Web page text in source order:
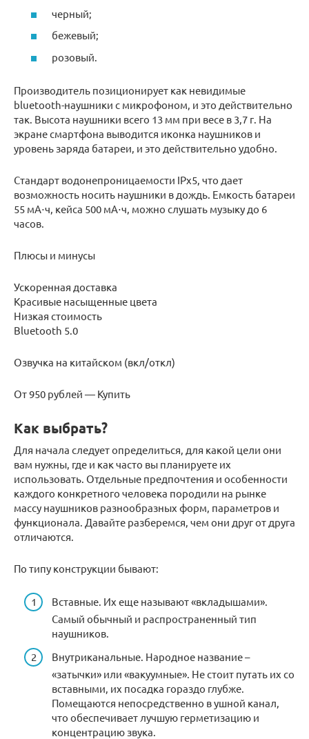
черный;
бежевый;
розовый.
Производитель позиционирует как невидимые
bluetooth-наушники с микрофоном, и это действительно
так. Высота наушники всего 13 мм при весе в 3,7 г. На
экране смартфона выводится иконка наушников и
уровень заряда батареи, и это действительно удобно.
Стандарт водонепроницаемости IPx5, что дает
возможность носить наушники в дождь. Емкость батареи
55 мА⋅ч, кейса 500 мА⋅ч, можно слушать музыку до 6
часов.
Плюсы и минусы
Ускоренная доставка
Красивые насыщенные цвета
Низкая стоимость
Bluetooth 5.0
Озвучка на китайском (вкл/откл)
От 950 рублей — Купить
Как выбрать?
Для начала следует определиться, для какой цели они
вам нужны, где и как часто вы планируете их
использовать. Отдельные предпочтения и особенности
каждого конкретного человека породили на рынке
массу наушников разнообразных форм, параметров и
функционала. Давайте разберемся, чем они друг от друга
отличаются.
По типу конструкции бывают:
Вставные. Их еще называют «вкладышами».
Самый обычный и распространенный тип
наушников.
Внутриканальные. Народное название –
«затычки» или «вакуумные». Не стоит путать их со
вставными, их посадка гораздо глубже.
Помещаются непосредственно в ушной канал,
что обеспечивает лучшую герметизацию и
концентрацию звука.